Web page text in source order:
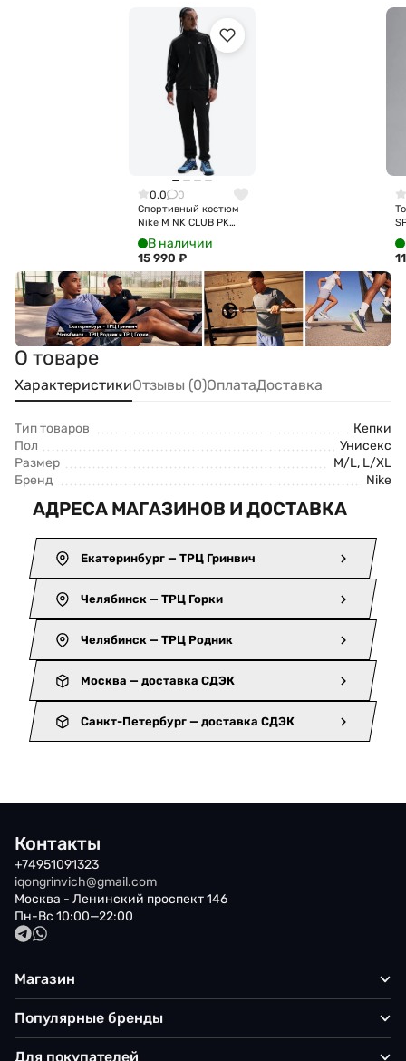
0.0 0
Спортивный костюм
Nike M NK CLUB PK
TRK SUIT HV1444-010
В наличии
15 990 ₽
О товаре
ХарактеристикиОтзывы (0)ОплатаДоставка
Тип товаров
Кепки
Пол
Унисекс
Размер
M/L, L/XL
Бренд
Nike
АДРЕСА МАГАЗИНОВ И ДОСТАВКА
Екатеринбург — ТРЦ Гринвич
Челябинск — ТРЦ Горки
Челябинск — ТРЦ Родник
Москва — доставка СДЭК
Санкт-Петербург — доставка СДЭК
Контакты
+74951091323
iqongrinvich@gmail.com
Москва - Ленинский проспект 146
Пн-Вс 10:00—22:00
Магазин
Популярные бренды
Для покупателей